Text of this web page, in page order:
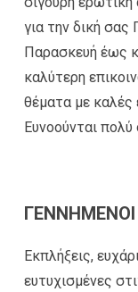
για την δική σας
Παρασκευή έως
καλύτερη
θέματα με καλές
Ευνοούνται πολύ
ΓΕΝΝΗΜΕΝΟΙ
Εκπλήξεις,
ευτυχισμένες